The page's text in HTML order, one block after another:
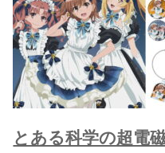
とある科学の超電